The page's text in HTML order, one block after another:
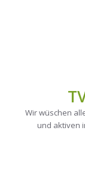
Wir wüschen
und aktiven